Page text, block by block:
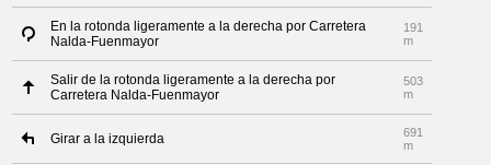
En la rotonda ligeramente a la derecha por Carretera
Nalda-Fuenmayor
191
m
Salir de la rotonda ligeramente a la derecha por
Carretera Nalda-Fuenmayor
503
m
Girar a la izquierda
691
m